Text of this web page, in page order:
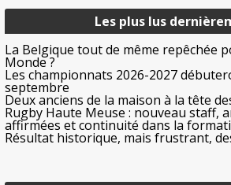
Les plus lus
La Belgique tout de même repêchée
Monde ?
Les championnats 2026-2027
septembre
Deux anciens de la maison à la tête
Rugby Haute Meuse : nouveau staff,
affirmées et continuité dans la
Résultat historique, mais frustrant,